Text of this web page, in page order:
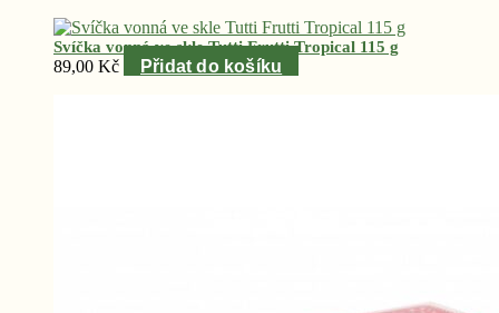
Svíčka vonná ve skle Tutti Frutti Tropical 115 g
89,00 Kč Přidat do košíku